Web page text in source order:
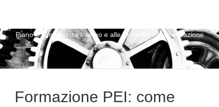
Piano di Emergenza Interno e alle Procedure di Evacuazione
Formazione PEI: come